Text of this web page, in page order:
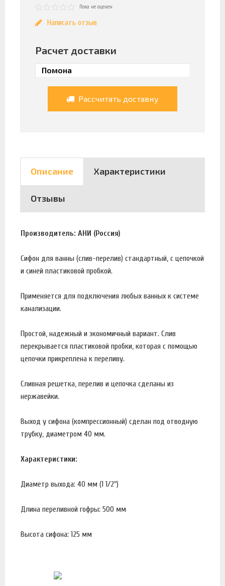
Пока не оценен
Написать отзыв
Расчет доставки
Рассчитать доставку
Описание Характеристики
Отзывы
Производитель: АНИ (Россия)
Сифон для ванны (слив-перелив) стандартный, с цепочкой
и синей пластиковой пробкой.
Применяется для подключения любых ванных к системе
канализации.
Простой, надежный и экономичный вариант. Слив
перекрывается пластиковой пробки, которая с помощью
цепочки прикреплена к переливу.
Сливная решетка, перелив и цепочка сделаны из
нержавейки.
Выход у сифона (компрессионный) сделан под отводную
трубку, диаметром 40 мм.
Характеристики:
Диаметр выхода: 40 мм (1 1/2")
Длина переливной гофры: 500 мм
Высота сифона: 125 мм